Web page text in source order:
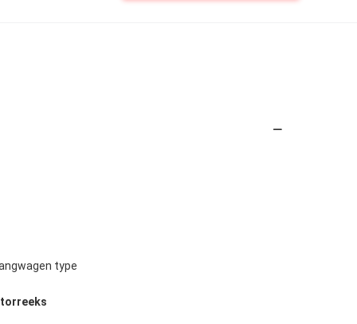
type